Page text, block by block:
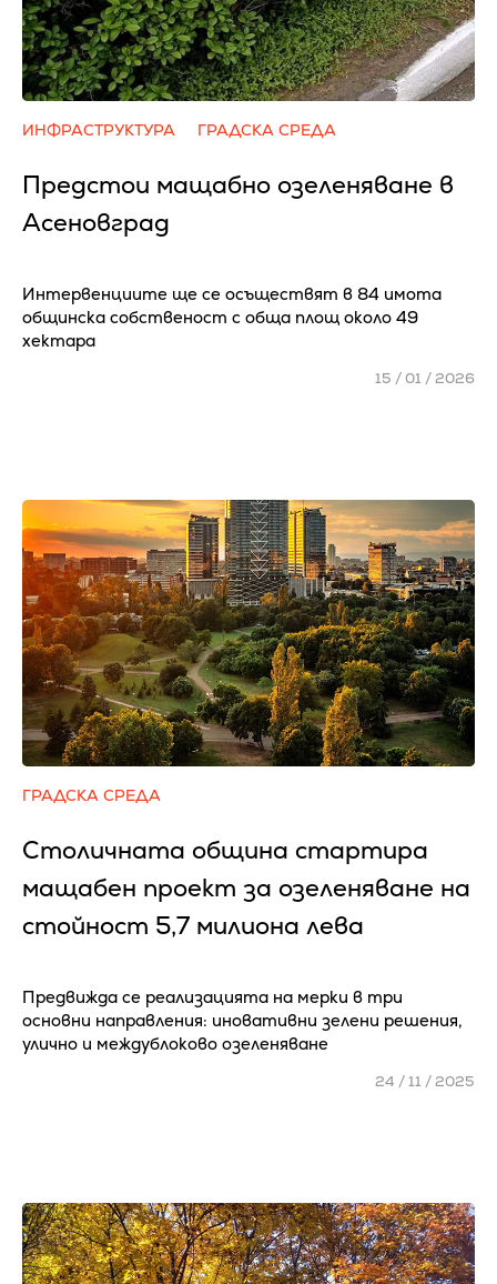
ИНФРАСТРУКТУРА ГРАДСКА СРЕДА
Предстои мащабно озеленяване в
Асеновград
Интервенциите ще се осъществят в 84 имота
общинска собственост с обща площ около 49
хектара
15 / 01 / 2026
ГРАДСКА СРЕДА
Столичната община стартира
мащабен проект за озеленяване на
стойност 5,7 милиона лева
Предвижда се реализацията на мерки в три
основни направления: иновативни зелени решения,
улично и междублоково озеленяване
24 / 11 / 2025